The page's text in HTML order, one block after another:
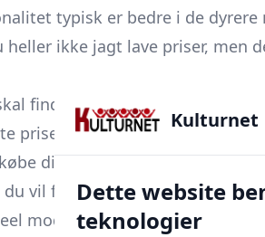
typisk er bedre i de dyrere
heller ikke jagt lave priser, men
finde gode modeller, der kan
priser. Med andre ord, er det
din udendørsspa på tilbud
vil forkæle dig selv med en
model. Her er der mange
Kulturnet
Dette website
teknologier